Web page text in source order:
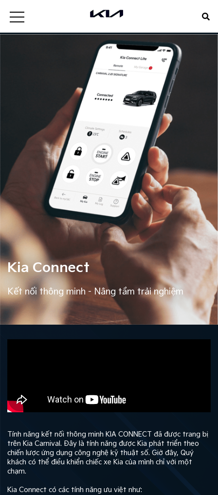
Kia Connect
Kết nối thông minh - Nâng tầm trải nghiệm
Tính năng kết nối thông minh KIA CONNECT đã được trang bị
trên Kia Carnival. Đây là tính năng được Kia phát triển theo
chiến lược ứng dụng công nghệ kỹ thuật số. Giờ đây, Quý
khách có thể điều khiển chiếc xe Kia của mình chỉ với một
chạm.
Kia Connect có các tính năng ưu việt như: